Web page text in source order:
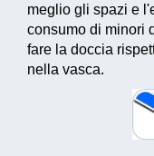
meglio gli spazi e
consumo di minori
fare la doccia
nella vasca.